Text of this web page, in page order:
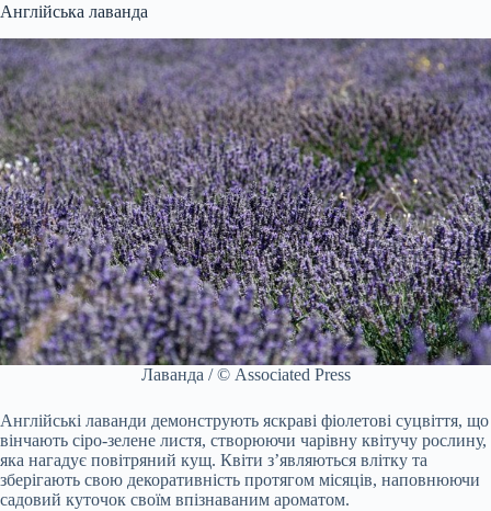
Англійська лаванда
Лаванда / © Associated Press
Англійські лаванди демонструють яскраві фіолетові суцвіття, що
вінчають сіро-зелене листя, створюючи чарівну квітучу рослину,
яка нагадує повітряний кущ. Квіти з’являються влітку та
зберігають свою декоративність протягом місяців, наповнюючи
садовий куточок своїм впізнаваним ароматом.